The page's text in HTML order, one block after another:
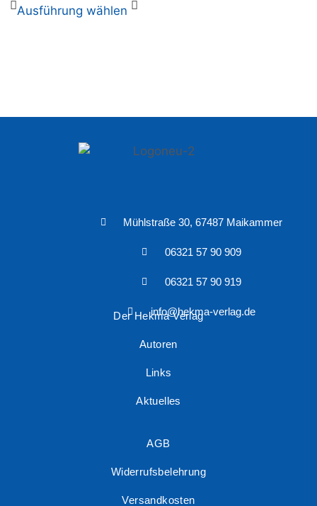
Ausführung wählen
Mühlstraße 30, 67487 Maikammer
06321 57 90 909
06321 57 90 919
info@hekma-verlag.de
Der Hekma Verlag
Autoren
Links
Aktuelles
AGB
Widerrufsbelehrung
Versandkosten